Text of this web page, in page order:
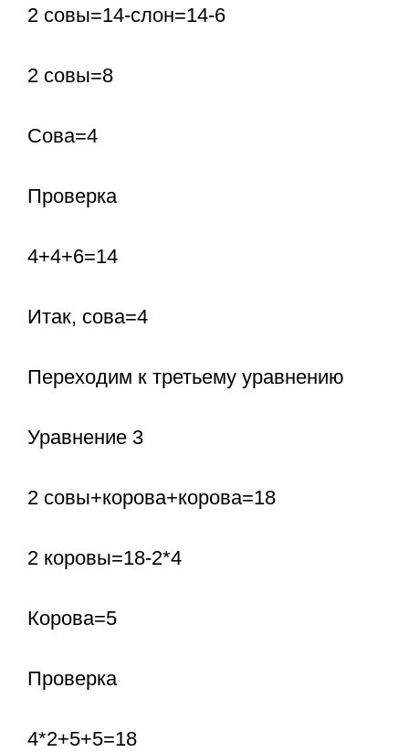
2 совы=14-слон=14-6
2 совы=8
Сова=4
Проверка
4+4+6=14
Итак, сова=4
Переходим к третьему уравнению
Уравнение 3
2 совы+корова+корова=18
2 коровы=18-2*4
Корова=5
Проверка
4*2+5+5=18